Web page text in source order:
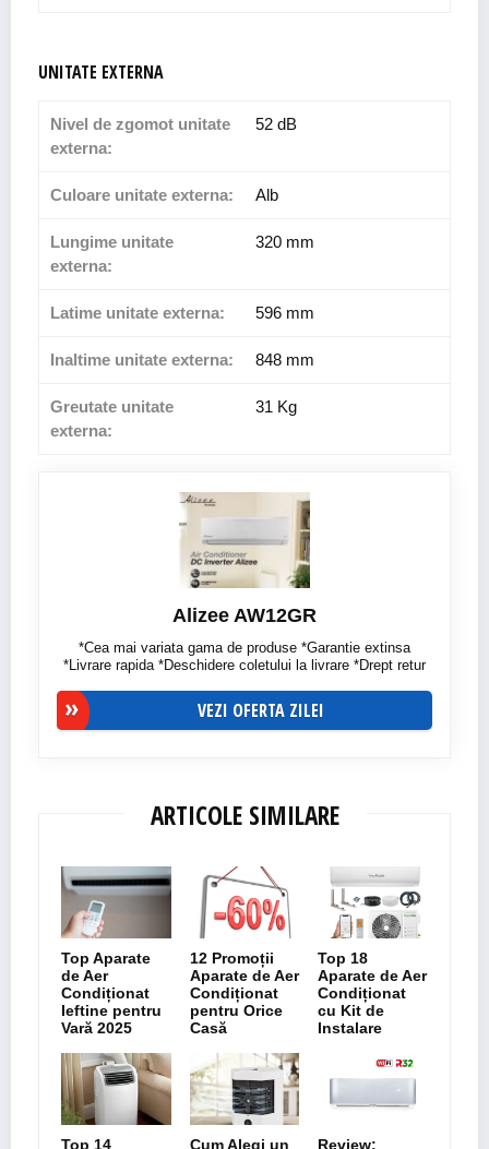
UNITATE EXTERNA
Nivel de zgomot unitate
externa:
52 dB
Culoare unitate externa: Alb
Lungime unitate
externa:
320 mm
Latime unitate externa: 596 mm
Inaltime unitate externa: 848 mm
Greutate unitate
externa:
31 Kg
Alizee AW12GR
*Cea mai variata gama de produse *Garantie extinsa
*Livrare rapida *Deschidere coletului la livrare *Drept retur
VEZI OFERTA ZILEI
ARTICOLE SIMILARE
Top Aparate
de Aer
Condiționat
Ieftine pentru
Vară 2025
12 Promoții
Aparate de Aer
Condiționat
pentru Orice
Casă
Top 18
Aparate de Aer
Condiționat
cu Kit de
Instalare
Top 14
Cum Alegi un
Review: